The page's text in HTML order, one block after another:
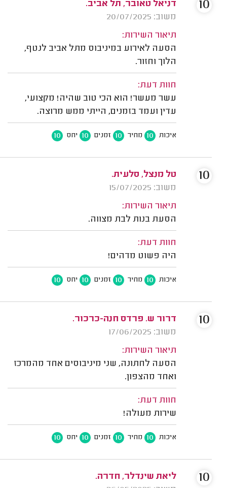
דניאל טאובר, תל אביב.
משוב: 20/07/2025
תיאור השירות:
הסעה לאירוע במיניבוס מתל אביב לנטף,
הלוך וחזור.
חוות דעת:
עשר מעשר! הוא הכי טוב שהיה! מקצועי,
עדין ועמד בזמנים, הייתי ממש מרוצה.
איכות 10 מחיר 10 זמנים 10 יחס 10
10
טל מנצל, סלעית.
משוב: 15/07/2025
תיאור השירות:
הסעת בנות לבת מצווה.
חוות דעת:
היה פשוט מדהים!
איכות 10 מחיר 10 זמנים 10 יחס 10
10
דרור ש. פרדס חנה-כרכור.
משוב: 17/06/2025
תיאור השירות:
הסעה לחתונה, שני מיניבוסים אחד מהמרכז
ואחד מהצפון.
חוות דעת:
שירות מעולה!
איכות 10 מחיר 10 זמנים 10 יחס 10
10
ליאת שינדלר, חדרה.
10